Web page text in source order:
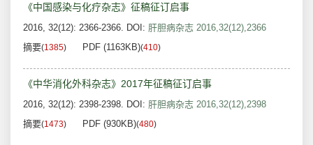
《中国感染与化疗杂志》征稿征订启事
2016, 32(12): 2366-2366. DOI: 肝胆病杂志 2016,32(12),2366
摘要(1385) PDF (1163KB)(410)
《中华消化外科杂志》2017年征稿征订启事
2016, 32(12): 2398-2398. DOI: 肝胆病杂志 2016,32(12),2398
摘要(1473) PDF (930KB)(480)